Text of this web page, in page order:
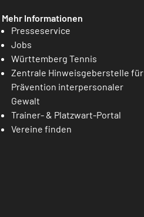
Mehr Informationen
Presseservice
Jobs
Württemberg Tennis
Zentrale Hinweisgeberstelle für
Prävention interpersonaler
Gewalt
Trainer- & Platzwart-Portal
Vereine finden